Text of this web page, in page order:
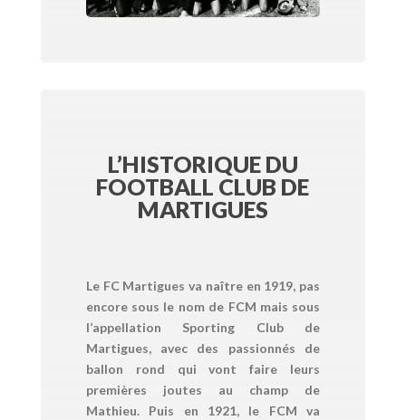
L’HISTORIQUE DU
FOOTBALL CLUB DE
MARTIGUES
Le FC Martigues va naître en 1919, pas
encore sous le nom de FCM mais sous
l’appellation Sporting Club de
Martigues, avec des passionnés de
ballon rond qui vont faire leurs
premières joutes au champ de
Mathieu. Puis en 1921, le FCM va